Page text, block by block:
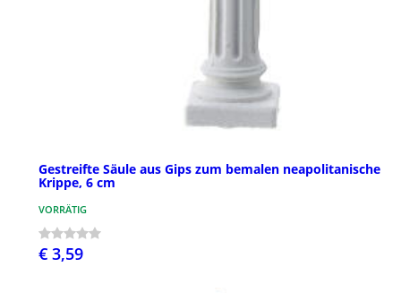
Gestreifte Säule aus Gips zum bemalen neapolitanische
Krippe, 6 cm
VORRÄTIG
€ 3,59